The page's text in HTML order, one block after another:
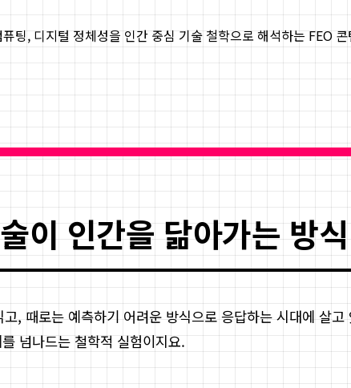
팅, 디지털 정체성을 인간 중심 기술 철학으로 해석하는 FEO
이 인간을 닮아가는 방식
, 때로는 예측하기 어려운 방식으로 응답하는 시대에 살
넘나드는 철학적 실험이지요.